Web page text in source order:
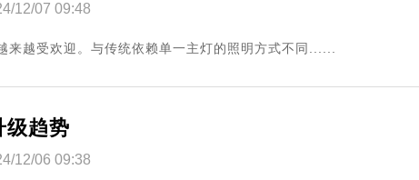
12/07 09:48
越受欢迎。与传统依赖单一主灯的照明方式不同......
级趋势
12/06 09:38